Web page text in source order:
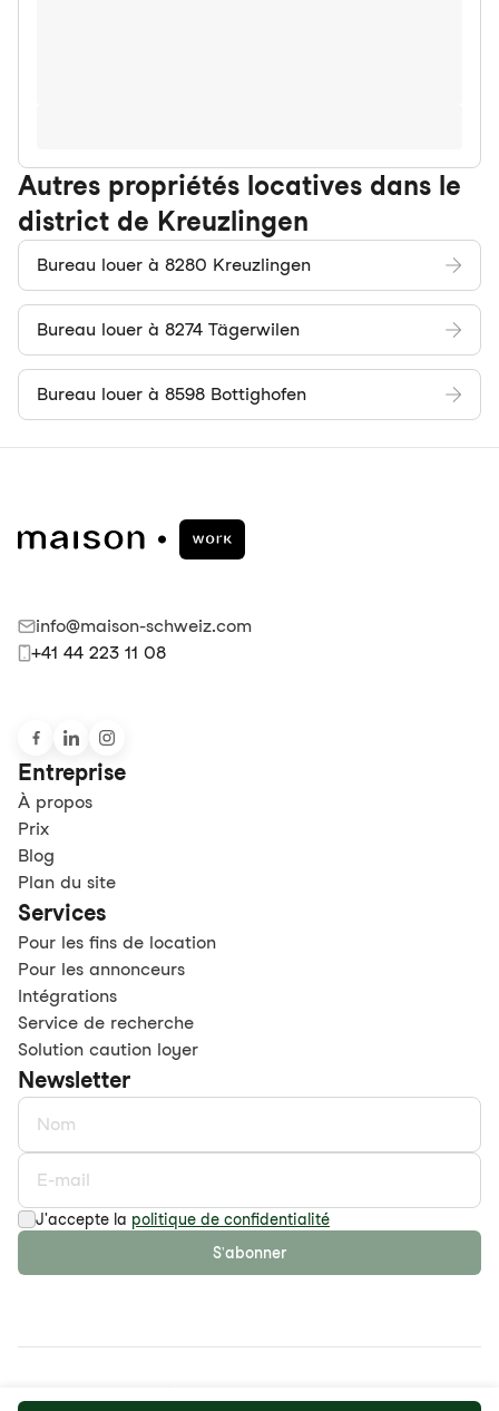
Autres propriétés locatives dans le
district de Kreuzlingen
Bureau louer à 8280 Kreuzlingen
Bureau louer à 8274 Tägerwilen
Bureau louer à 8598 Bottighofen
info@maison-schweiz.com
+41 44 223 11 08
Entreprise
À propos
Prix
Blog
Plan du site
Services
Pour les fins de location
Pour les annonceurs
Intégrations
Service de recherche
Solution caution loyer
Newsletter
J'accepte la politique de confidentialité
S'abonner